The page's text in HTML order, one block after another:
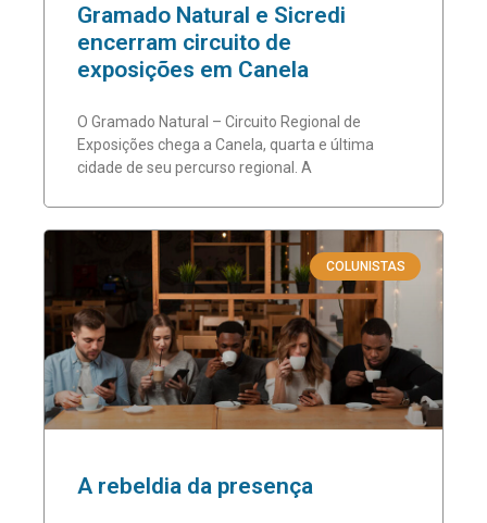
Gramado Natural e Sicredi
encerram circuito de
exposições em Canela
O Gramado Natural – Circuito Regional de
Exposições chega a Canela, quarta e última
cidade de seu percurso regional. A
COLUNISTAS
A rebeldia da presença